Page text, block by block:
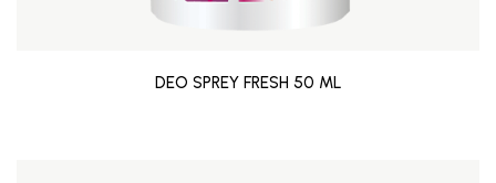
DEO SPREY FRESH 50 ML